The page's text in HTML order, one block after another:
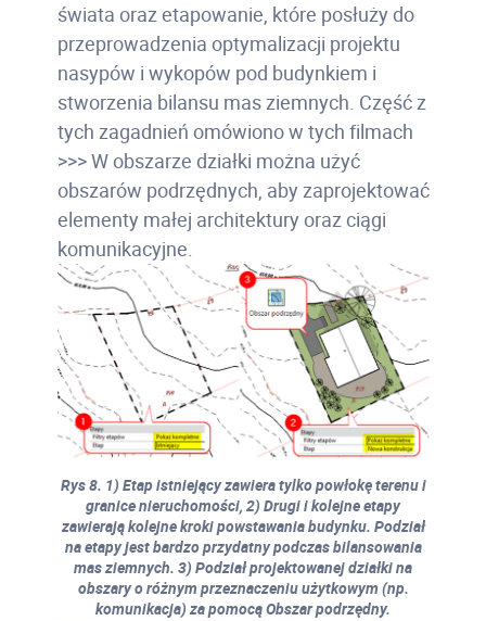
świata oraz etapowanie, które posłuży do
przeprowadzenia optymalizacji projektu
nasypów i wykopów pod budynkiem i
stworzenia bilansu mas ziemnych. Część z
tych zagadnień omówiono w tych filmach
>>> W obszarze działki można użyć
obszarów podrzędnych, aby zaprojektować
elementy małej architektury oraz ciągi
komunikacyjne.
Rys 8. 1) Etap istniejący zawiera tylko powłokę terenu i
granice nieruchomości, 2) Drugi i kolejne etapy
zawierają kolejne kroki powstawania budynku. Podział
na etapy jest bardzo przydatny podczas bilansowania
mas ziemnych. 3) Podział projektowanej działki na
obszary o różnym przeznaczeniu użytkowym (np.
komunikacja) za pomocą Obszar podrzędny.